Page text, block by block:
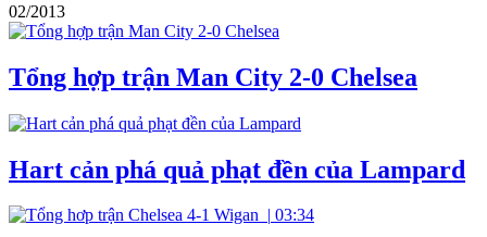
02/2013
Tổng hợp trận Man City 2-0 Chelsea
Hart cản phá quả phạt đền của Lampard
| 03:34